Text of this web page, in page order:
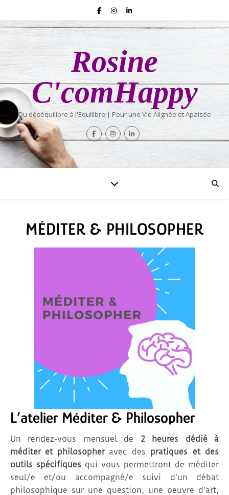
Rosine
C'comHappy
Du déséquilibre à l'Equilibre | Pour une Vie Alignée et Apaisée
MÉDITER & PHILOSOPHER
L’atelier Méditer & Philosopher
Un rendez-vous mensuel de 2 heures dédié à
méditer et philosopheravec des pratiques et des
outils spécifiques qui vous permettront de méditer
seul/e et/ou accompagné/e suivi d’un débat
philosophique sur une question, une oeuvre d’art,